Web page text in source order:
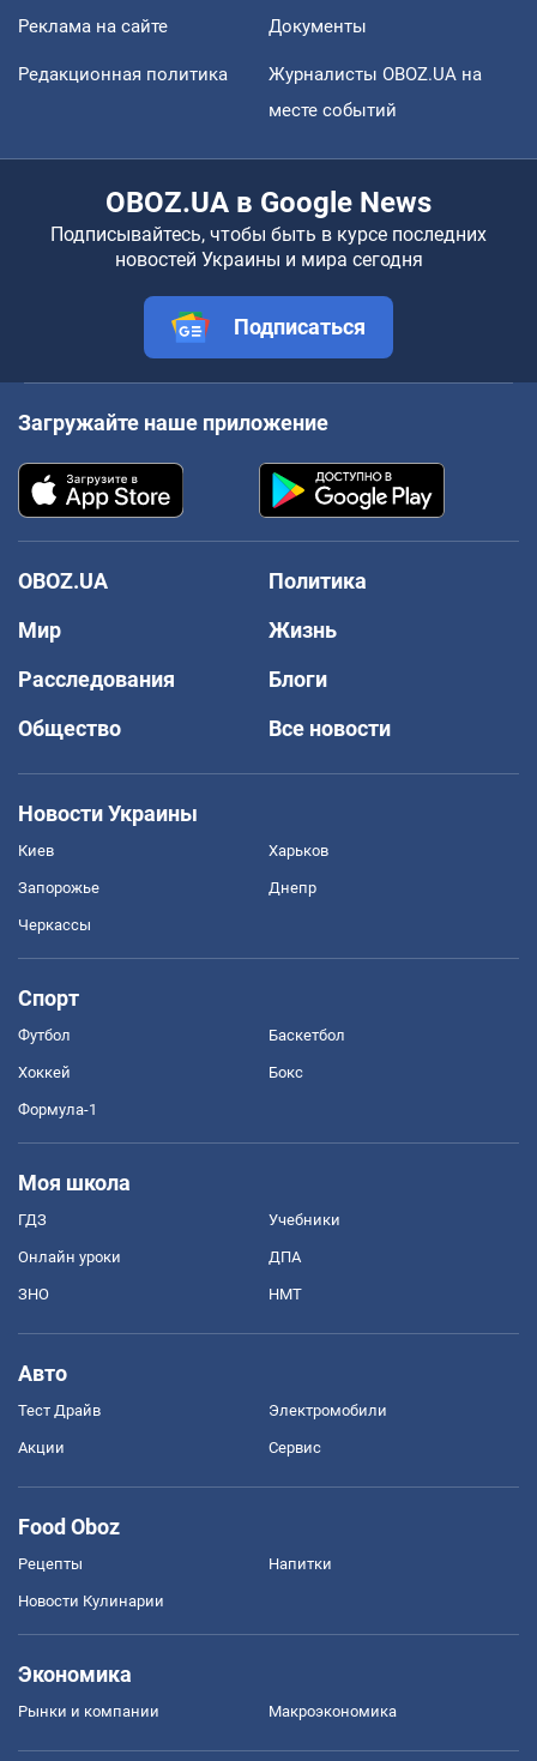
Реклама на сайте Документы
Редакционная политика
Журналисты OBOZ.UA на
месте событий
OBOZ.UA в Google News
Подписывайтесь, чтобы быть в курсе последних
новостей Украины и мира сегодня
Подписаться
Загружайте наше приложение
OBOZ.UA
Политика
Мир
Жизнь
Расследования
Блоги
Общество
Все новости
Новости Украины
Киев Харьков
Запорожье Днепр
Черкассы
Спорт
Футбол Баскетбол
Хоккей Бокс
Формула-1
Моя школа
ГДЗ Учебники
Онлайн уроки ДПА
ЗНО НМТ
Авто
Тест Драйв Электромобили
Акции Сервис
Food Oboz
Рецепты Напитки
Новости Кулинарии
Экономика
Рынки и компании Mакроэкономика